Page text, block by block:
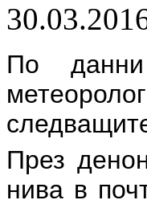
По
През
нива в